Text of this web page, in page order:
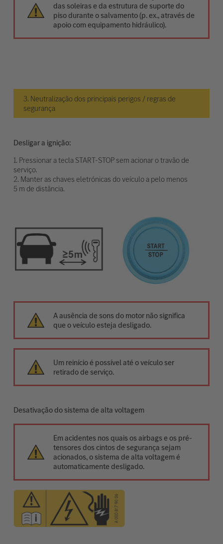
das soleiras e da estrutura de suporte do
piso durante o salvamento (p. ex., através de
apoio com equipamento hidráulico).
3. Neutralização dos principais perigos / regras de
segurança
Desligar a ignição:
1. Pressionar a tecla START-STOP sem acionar o travão de
serviço.
2. Manter as chaves eletrónicas do veículo a pelo menos
5 m de distância.
A ausência de sons do motor não significa
que o veículo esteja desligado.
Um reinício é possível até o veículo ser
retirado de serviço.
Desativação do sistema de alta voltagem
Em acidentes nos quais os airbags e os pré-
tensores dos cintos de segurança sejam
acionados, o sistema de alta voltagem é
automaticamente desligado.